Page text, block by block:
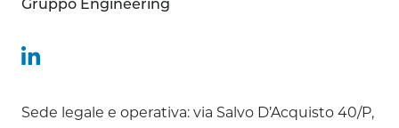
Gruppo Engineering
Sede legale e operativa: via Salvo D’Acquisto 40/P,